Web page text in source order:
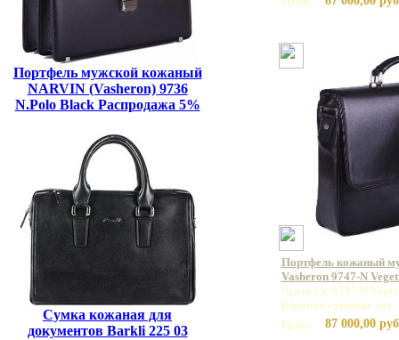
Портфель мужской кожаный
NARVIN (Vasheron) 9736
N.Polo Black Распродажа 5%
Сумка кожаная для
документов Barkli 225 03
Портфель кожаный
Vasheron 9747-N
Артикул: 9747 N
Базовая единица: шт
Цена:
87 000,00